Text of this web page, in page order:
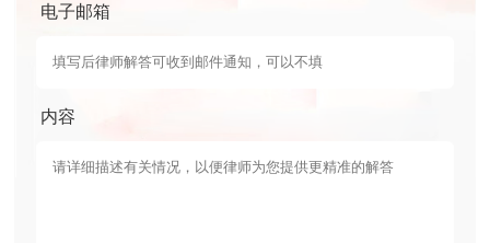
电子邮箱
内容